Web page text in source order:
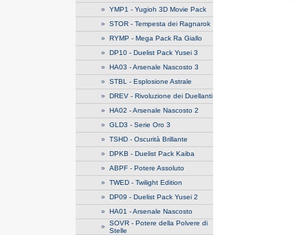
» YMP1 - Yugioh 3D Movie Pack
» STOR - Tempesta dei Ragnarok
» RYMP - Mega Pack Ra Giallo
» DP10 - Duelist Pack Yusei 3
» HA03 - Arsenale Nascosto 3
» STBL - Esplosione Astrale
» DREV - Rivoluzione dei Duellanti
» HA02 - Arsenale Nascosto 2
» GLD3 - Serie Oro 3
» TSHD - Oscurità Brillante
» DPKB - Duelist Pack Kaiba
» ABPF - Potere Assoluto
» TWED - Twilight Edition
» DP09 - Duelist Pack Yusei 2
» HA01 - Arsenale Nascosto
» SOVR - Potere della Polvere di
Stelle